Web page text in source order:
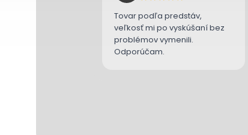
Tovar podľa predstáv,
veľkosť mi po vyskúšaní bez
problémov vymenili.
Odporúčam.